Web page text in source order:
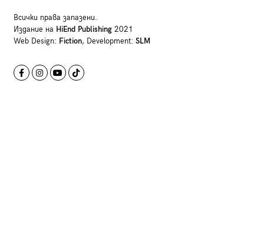
Всички права запазени.
Издание на HiEnd Publishing2021
Web Design: Fiction, Development: SLM